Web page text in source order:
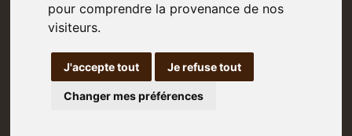
pour comprendre la provenance de nos
visiteurs.
J'accepte tout Je refuse tout
Changer mes préférences